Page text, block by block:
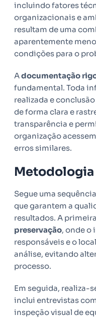
incluindo fatores
organizacionais e
resultam de uma
aparentemente
condições para o
Adocumentação
fundamental. Toda
realizada e
de forma clara e
transparência e
organização
erros similares.
Segue uma
que garantem a
resultados. A
preservação, onde o
responsáveis e o
análise, evitando
processo.
Em seguida, realiza-
inclui entrevistas
inspeção visual de